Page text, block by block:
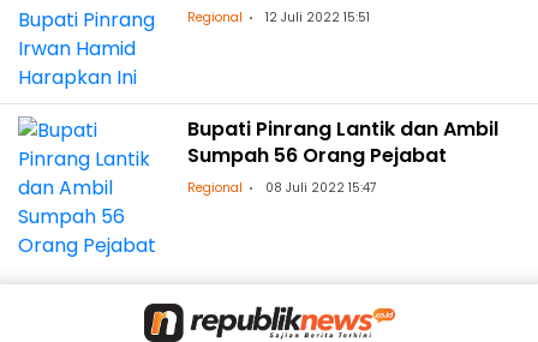
Regional 12 Juli 2022 15:51
Bupati Pinrang Lantik dan Ambil
Sumpah 56 Orang Pejabat
Regional 08 Juli 2022 15:47